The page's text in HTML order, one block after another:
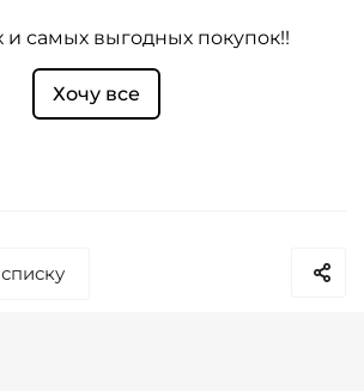
самых выгодных покупок!!
Хочу все